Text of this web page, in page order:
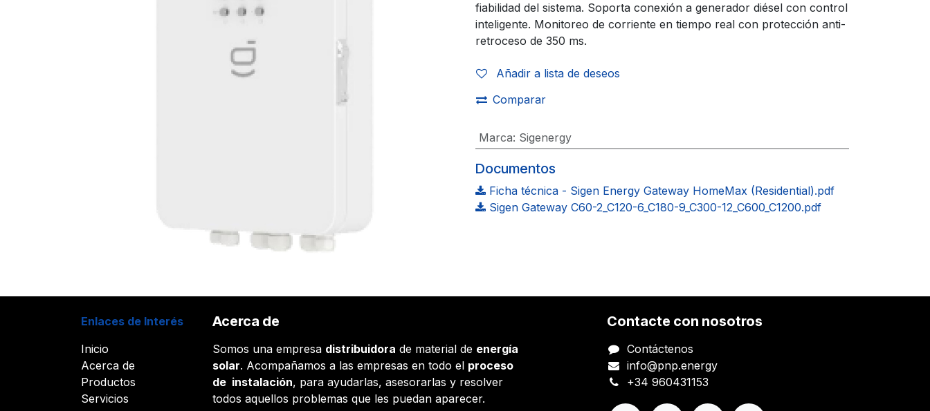
fiabilidad del sistema. Soporta conexión a generador diésel con control
inteligente. Monitoreo de corriente en tiempo real con protección anti-
retroceso de 350 ms.
Añadir a lista de deseos
Comparar
Marca: Sigenergy
Documentos
Ficha técnica - Sigen Energy Gateway HomeMax (Residential).pdf
Sigen Gateway C60-2_C120-6_C180-9_C300-12_C600_C1200.pdf
Enlaces de Interés
Inicio
Acerca de
Productos
Servicios
Acerca de
Somos una empresa distribuidora de material de energía
solar. Acompañamos a las empresas en todo el proceso
de instalación, para ayudarlas, asesorarlas y resolver
todos aquellos problemas que les puedan aparecer.
Contacte con nosotros
Contáctenos
info@pnp.energy
+34 960431153